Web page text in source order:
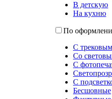
В детскую
На кухню
По
С
Со
С
С
Бесшовные